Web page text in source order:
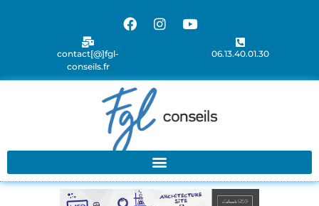
contact[@]fgl-
conseils.fr
06.13.40.01.30